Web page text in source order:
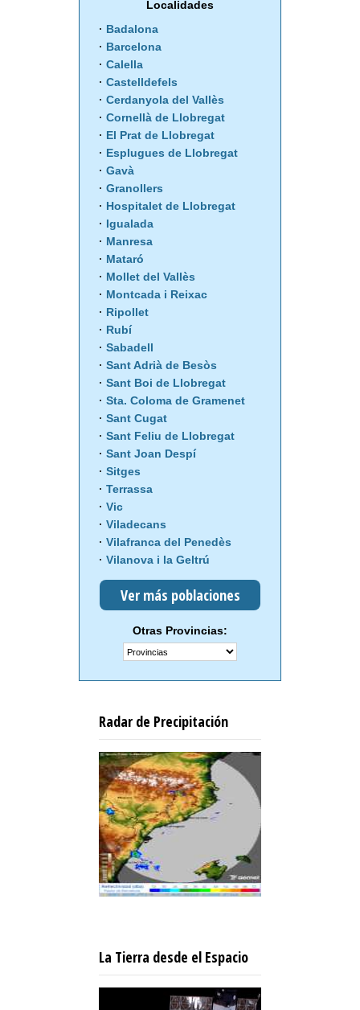
Localidades
Badalona
Barcelona
Calella
Castelldefels
Cerdanyola del Vallès
Cornellà de Llobregat
El Prat de Llobregat
Esplugues de Llobregat
Gavà
Granollers
Hospitalet de Llobregat
Igualada
Manresa
Mataró
Mollet del Vallès
Montcada i Reixac
Ripollet
Rubí
Sabadell
Sant Adrià de Besòs
Sant Boi de Llobregat
Sta. Coloma de Gramenet
Sant Cugat
Sant Feliu de Llobregat
Sant Joan Despí
Sitges
Terrassa
Vic
Viladecans
Vilafranca del Penedès
Vilanova i la Geltrú
Ver más poblaciones
Otras Provincias:
Radar de Precipitación
La Tierra desde el Espacio